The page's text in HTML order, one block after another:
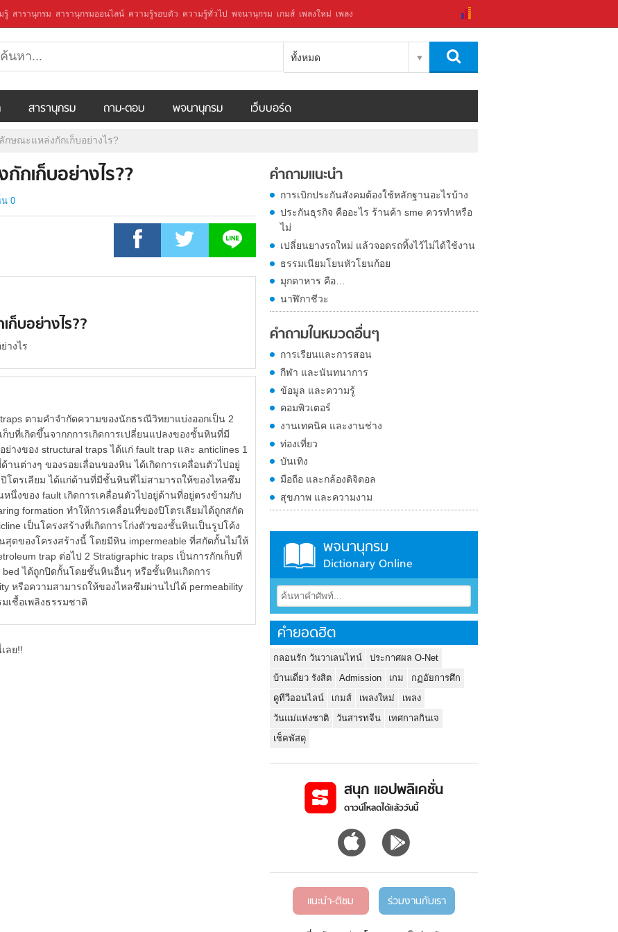
รู้ สารานุกรม สารานุกรมออนไลน์ ความรู้รอบตัว ความรู้ทั่วไป พจนานุกรม เกมส์ เพลงใหม่ เพลง
ทั้งหมด
สารานุกรม ถาม-ตอบ พจนานุกรม เว็บบอร์ด
กษณะแหล่งกักเก็บอย่างไร?
กเก็บอย่างไร??
น 0
ก็บอย่างไร??
างไร
traps ตามคำจำกัดความของนักธรณีวิทยาแบ่งออกเป็น 2
ก็บที่เกิดขึ้นจากกการเกิดการเปลี่ยนแปลงของชั้นหินที่มี
างของ structural traps ได้แก่ fault trap และ anticlines 1
านต่างๆ ของรอยเลื่อนของหิน ได้เกิดการเคลื่อนตัวไปอยู่
โตรเลียม ได้แก่ด้านที่มีชั้นหินที่ไม่สามารถให้ของไหลซึม
นึ่งของ fault เกิดการเคลื่อนตัวไปอยู่ด้านที่อยู่ตรงข้ามกับ
formation ทำให้การเคลื่อนที่ของปิโตรเลียมได้ถูกสกัด
เป็นโครงสร้างที่เกิดการโก่งตัวของชั้นหินเป็นรูปโค้ง
ดของโครงสร้างนี้ โดยมีหิน impermeable ที่สกัดกั้นไม่ให้
trap ต่อไป 2 Stratigraphic traps เป็นการกักเก็บที่
bed ได้ถูกปิดกั้นโดยชั้นหินอื่นๆ หรือชั้นหินเกิดการ
หรือความสามารถให้ของไหลซึมผ่านไปได้ permeability
เชื้อเพลิงธรรมชาติ
ลย!!
คำถามแนะนำ
การเบิกประกันสังคมต้องใช้หลักฐานอะไรบ้าง
ประกันธุรกิจ คืออะไร ร้านค้า sme ควรทำหรือ
ไม่
เปลี่ยนยางรถใหม่ แล้วจอดรถทิ้งไว้ไม่ได้ใช้งาน
ธรรมเนียมโยนหัวโยนก้อย
มุกดาหาร คือ…
นาฬิกาชีวะ
คำถามในหมวดอื่นๆ
การเรียนและการสอน
กีฬา และนันทนาการ
ข้อมูล และความรู้
คอมพิวเตอร์
งานเทคนิค และงานช่าง
ท่องเที่ยว
บันเทิง
มือถือ และกล้องดิจิตอล
สุขภาพ และความงาม
พจนานุกรม
Dictionary Online
คำยอดฮิต
กลอนรัก วันวาเลนไทน์
ประกาศผล O-Net
บ้านเดี่ยว รังสิต
Admission เกม
กฏอัยการศึก
ดูทีวีออนไลน์
เกมส์ เพลงใหม่
เพลง
วันแม่แห่งชาติ
วันสารทจีน
เทศกาลกินเจ
เช็คพัสดุ
สนุก แอปพลิเคชั่น
ดาวน์โหลดได้แล้ววันนี้
แนะนำ-ติชม ร่วมงานกับเรา